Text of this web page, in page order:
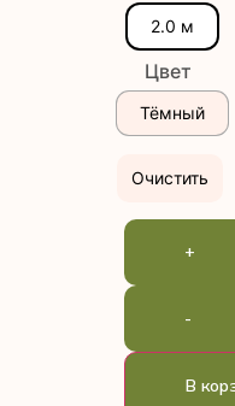
2.0 м
Цвет
Тёмный
Очистить
+
-
В